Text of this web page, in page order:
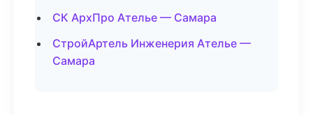
СК АрхПро Ателье — Самара
СтройАртель Инженерия Ателье —
Самара